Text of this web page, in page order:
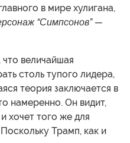
в мире хулигана,
“Симпсонов” —
величайшая
столь тупого лидера,
теория заключается в
намеренно. Он видит,
хочет того же для
Трамп, как и